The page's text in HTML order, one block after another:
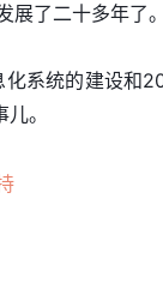
了二十多年了。
系统的建设和
。